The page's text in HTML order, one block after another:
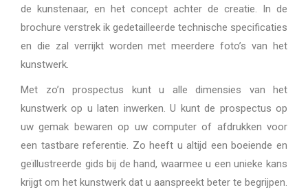
de kunstenaar, en het concept achter de creatie. In de
brochure verstrek ik gedetailleerde technische specificaties
en die zal verrijkt worden met meerdere foto’s van het
kunstwerk.
Met zo’n prospectus kunt u alle dimensies van het
kunstwerk op u laten inwerken. U kunt de prospectus op
uw gemak bewaren op uw computer of afdrukken voor
een tastbare referentie. Zo heeft u altijd een boeiende en
geïllustreerde gids bij de hand, waarmee u een unieke kans
krijgt om het kunstwerk dat u aanspreekt beter te begrijpen.